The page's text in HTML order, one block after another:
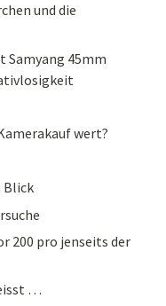
und die
Samyang 45mm
wert?
Blick
200 pro jenseits der
…